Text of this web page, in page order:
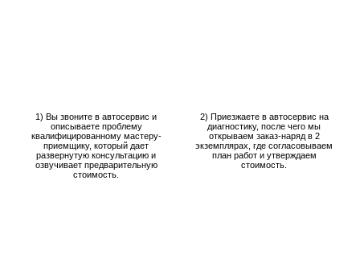
1) Вы звоните в автосервис и
описываете проблему
квалифицированному мастеру-
приемщику, который дает
развернутую консультацию и
озвучивает предварительную
стоимость.
2) Приезжаете в автосервис на
диагностику, после чего мы
открываем заказ-наряд в 2
экземплярах, где согласовываем
план работ и утверждаем
стоимость.